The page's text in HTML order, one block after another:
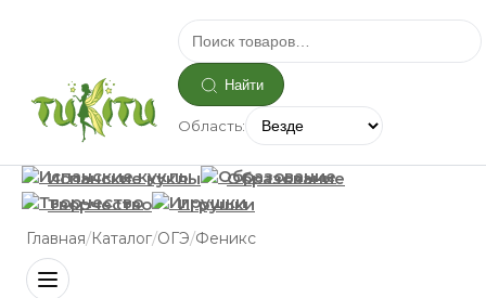
Найти
Область:
Испанские куклы
Образование
Творчество
Игрушки
Главная/Каталог/ОГЭ/Феникс